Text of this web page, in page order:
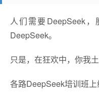
人们需要DeepSeek
DeepSeek。
只是，在狂欢中，你我
各路DeepSeek培训班上